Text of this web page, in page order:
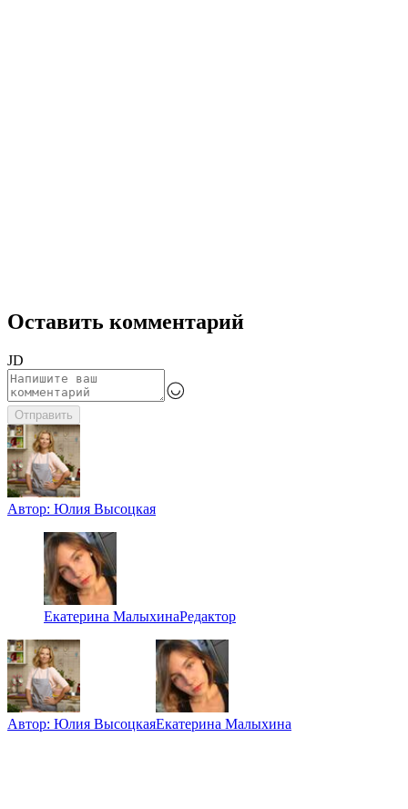
Оставить комментарий
JD
Отправить
Автор: Юлия Высоцкая
Екатерина МалыхинаРедактор
Автор: Юлия ВысоцкаяЕкатерина Малыхина